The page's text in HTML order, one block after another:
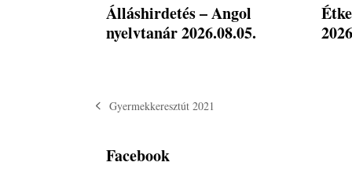
Álláshirdetés – Angol
nyelvtanár 2026.08.05.
previous
Gyermekkeresztút 2021
Facebook